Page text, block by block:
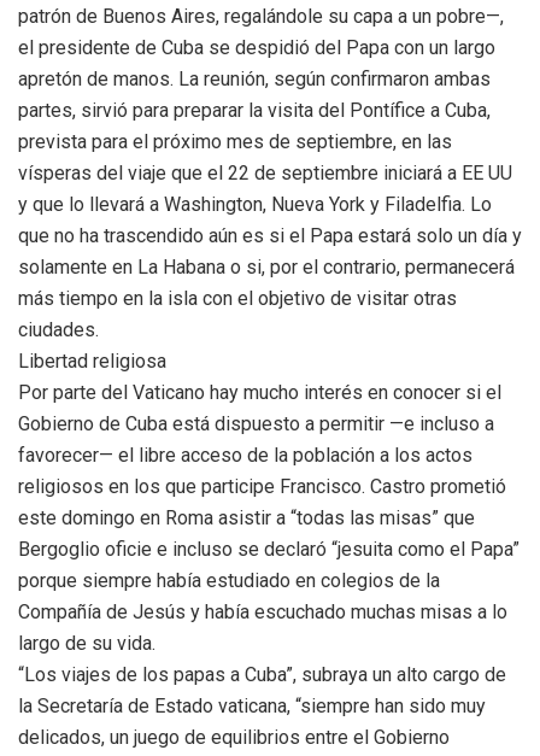
patrón de Buenos Aires, regalándole su capa a un pobre—,
el presidente de Cuba se despidió del Papa con un largo
apretón de manos. La reunión, según confirmaron ambas
partes, sirvió para preparar la visita del Pontífice a Cuba,
prevista para el próximo mes de septiembre, en las
vísperas del viaje que el 22 de septiembre iniciará a EE UU
y que lo llevará a Washington, Nueva York y Filadelfia. Lo
que no ha trascendido aún es si el Papa estará solo un día y
solamente en La Habana o si, por el contrario, permanecerá
más tiempo en la isla con el objetivo de visitar otras
ciudades.
Libertad religiosa
Por parte del Vaticano hay mucho interés en conocer si el
Gobierno de Cuba está dispuesto a permitir —e incluso a
favorecer— el libre acceso de la población a los actos
religiosos en los que participe Francisco. Castro prometió
este domingo en Roma asistir a “todas las misas” que
Bergoglio oficie e incluso se declaró “jesuita como el Papa”
porque siempre había estudiado en colegios de la
Compañía de Jesús y había escuchado muchas misas a lo
largo de su vida.
“Los viajes de los papas a Cuba”, subraya un alto cargo de
la Secretaría de Estado vaticana, “siempre han sido muy
delicados, un juego de equilibrios entre el Gobierno